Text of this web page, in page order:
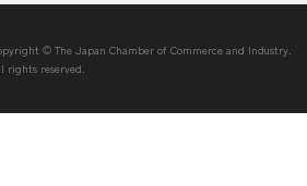
© The Japan Chamber of Commerce and Industry.
rights reserved.